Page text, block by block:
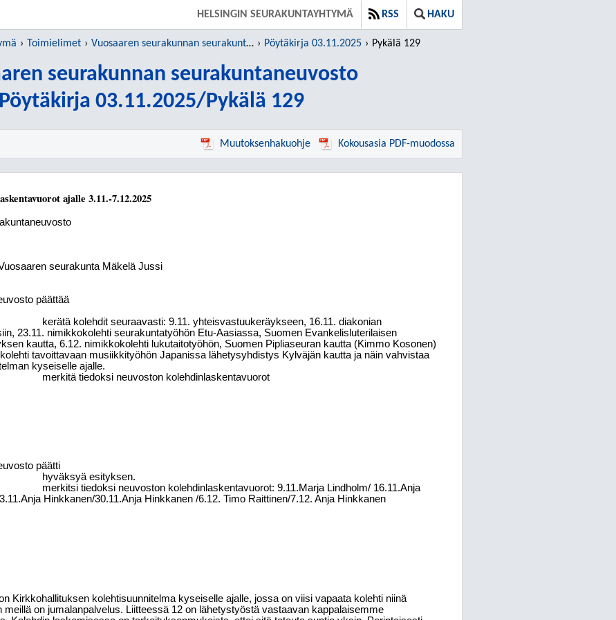
SIIRRY SUORAAN PÄÄSISÄLTÖÖNHELSINGIN SEURAKUNTAYHTYMÄ RSS HAKU
Toimielimet Vuosaaren seurakunnan seurakuntaneuvosto Pöytäkirja 03.11.2025 Pykälä 129
seurakunnan seurakuntaneuvosto
Pöytäkirja 03.11.2025/Pykälä 129
Muutoksenhakuohje Kokousasia PDF-muodossa
ajalle 3.11.-7.12.2025
seurakunta Mäkelä Jussi
päättää
kerätä kolehdit seuraavasti: 9.11. yhteisvastuukeräykseen, 16.11. diakonian
23.11. nimikkokolehti seurakuntatyöhön Etu-Aasiassa, Suomen Evankelisluterilaisen
kautta, 6.12. nimikkokolehti lukutaitotyöhön, Suomen Pipliaseuran kautta (Kimmo Kosonen)
tavoittavaan musiikkityöhön Japanissa lähetysyhdistys Kylväjän kautta ja näin vahvistaa
kyseiselle ajalle.
merkitä tiedoksi neuvoston kolehdinlaskentavuorot
päätti
hyväksyä esityksen.
merkitsi tiedoksi neuvoston kolehdinlaskentavuorot: 9.11.Marja Lindholm/ 16.11.Anja
Hinkkanen/30.11.Anja Hinkkanen /6.12. Timo Raittinen/7.12. Anja Hinkkanen
Kirkkohallituksen kolehtisuunnitelma kyseiselle ajalle, jossa on viisi vapaata kolehti niinä
meillä on jumalanpalvelus. Liitteessä 12 on lähetystyöstä vastaavan kappalaisemme